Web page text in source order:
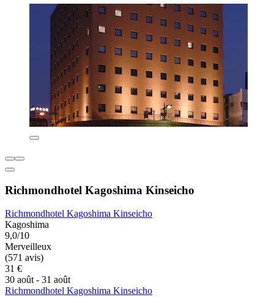
Richmondhotel Kagoshima Kinseicho
Richmondhotel Kagoshima Kinseicho
Kagoshima
9,0/10
Merveilleux
(571 avis)
31 €
30 août - 31 août
Richmondhotel Kagoshima Kinseicho